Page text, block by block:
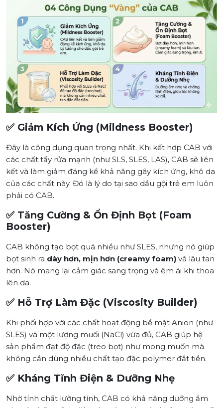
✅ Giảm Kích Ứng (Mildness Booster)
Đây là công dụng quan trọng nhất. Khi kết hợp CAB với
các chất tẩy rửa mạnh (như SLS, SLES, LAS), CAB sẽ liên
kết và làm giảm đáng kể khả năng gây kích ứng, khô da
của các chất này. Đó là lý do tại sao dầu gội trẻ em luôn
phải có CAB.
✅ Tăng Cường & Ổn Định Bọt (Foam
Booster)
CAB không tạo bọt quá nhiều như SLES, nhưng nó giúp
bọt sinh ra dày hơn, mịn hơn (creamy foam) và lâu tan
hơn. Nó mang lại cảm giác sang trọng và êm ái khi thoa
lên da.
✅ Hỗ Trợ Làm Đặc (Viscosity Builder)
Khi phối hợp với các chất hoạt động bề mặt Anion (như
SLES) và một lượng muối (NaCl) vừa đủ, CAB giúp hệ
sản phẩm đạt độ đặc (treo bọt) như mong muốn mà
không cần dùng nhiều chất tạo đặc polymer đắt tiền.
✅ Kháng Tĩnh Điện & Dưỡng Nhẹ
Nhờ tính chất lưỡng tính, CAB có khả năng dưỡng ẩm